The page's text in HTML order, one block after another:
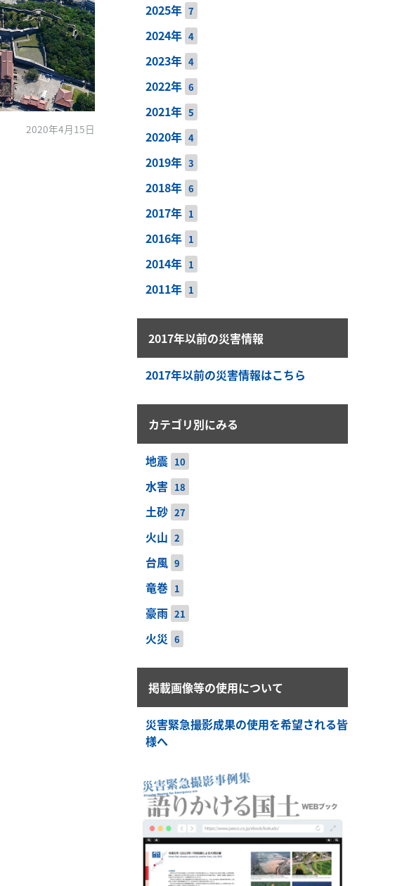
2020年4月15日
2025年 7
2024年 4
2023年 4
2022年 6
2021年 5
2020年 4
2019年 3
2018年 6
2017年 1
2016年 1
2014年 1
2011年 1
2017年以前の災害情報
2017年以前の災害情報はこちら
カテゴリ別にみる
地震 10
水害 18
土砂 27
火山 2
台風 9
竜巻 1
豪雨 21
火災 6
掲載画像等の使用について
災害緊急撮影成果の使用を希望される皆
様へ